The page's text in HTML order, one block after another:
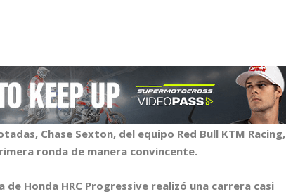
Chase Sexton, del equipo Red Bull KTM Racing,
ronda de manera convincente.
de Honda HRC Progressive realizó una carrera casi